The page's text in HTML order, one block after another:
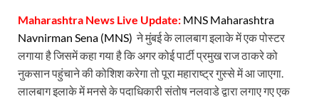
Maharashtra News Live Update: MNS Maharashtra
Navnirman Sena (MNS) ने मुंबई के लालबाग इलाके में एक पोस्टर
लगाया है जिसमें कहा गया है कि अगर कोई पार्टी प्रमुख राज ठाकरे को
नुकसान पहुंचाने की कोशिश करेगा तो पूरा महाराष्ट्र गुस्से में आ जाएगा.
लालबाग इलाके में मनसे के पदाधिकारी संतोष नलवाडे द्वारा लगाए गए एक